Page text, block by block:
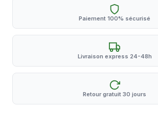
Paiement 100% sécurisé
Livraison express 24-48h
Retour gratuit 30 jours